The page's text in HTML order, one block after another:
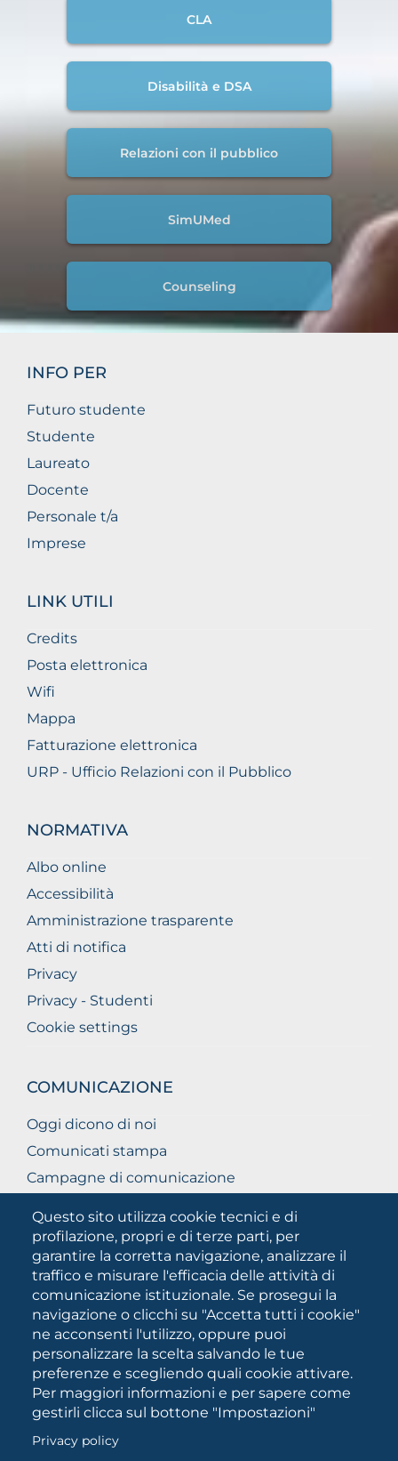
Questo sito utilizza cookie tecnici e di
profilazione, propri e di terze parti, per
garantire la corretta navigazione, analizzare il
traffico e misurare l'efficacia delle attività di
comunicazione istituzionale. Se prosegui la
navigazione o clicchi su "Accetta tutti i cookie"
ne acconsenti l'utilizzo, oppure puoi
personalizzare la scelta salvando le tue
preferenze e scegliendo quali cookie attivare.
Per maggiori informazioni e per sapere come
gestirli clicca sul bottone "Impostazioni"
Privacy policy
CLA
Disabilità e DSA
Relazioni con il pubblico
SimUMed
Counseling
INFO PER
Futuro studente
Studente
Laureato
Docente
Personale t/a
Imprese
LINK UTILI
Credits
Posta elettronica
Wifi
Mappa
Fatturazione elettronica
URP - Ufficio Relazioni con il Pubblico
NORMATIVA
Albo online
Accessibilità
Amministrazione trasparente
Atti di notifica
Privacy
Privacy - Studenti
Cookie settings
COMUNICAZIONE
Oggi dicono di noi
Comunicati stampa
Campagne di comunicazione
Unifg Mag
Manuale di identità visiva
Facts and figures
SOCIAL
MEDIA
Università degli Studi di Foggia • Via A.Gramsci 89/91 •